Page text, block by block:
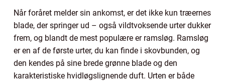
Når foråret melder sin ankomst, er det ikke kun træernes
blade, der springer ud – også vildtvoksende urter dukker
frem, og blandt de mest populære er ramsløg. Ramsløg
er en af de første urter, du kan finde i skovbunden, og
den kendes på sine brede grønne blade og den
karakteristiske hvidløgslignende duft. Urten er både